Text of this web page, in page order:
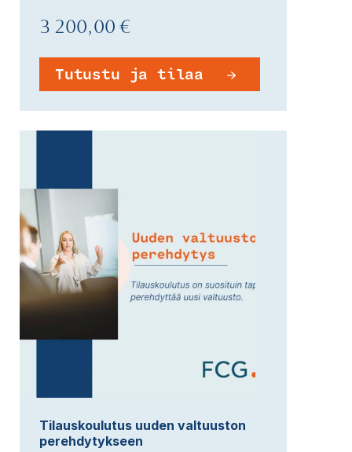
3 200,00 €
Tutustu ja tilaa
Tilauskoulutus uuden valtuuston
perehdytykseen